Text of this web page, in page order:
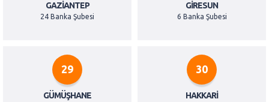
GAZIANTEP
24 Banka Şubesi
GIRESUN
6 Banka Şubesi
29
GÜMÜŞHANE
30
HAKKARI